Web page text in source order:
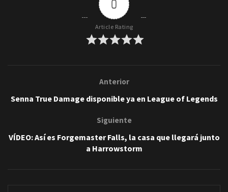
0
Article Rating
Anterior
Senna True Damage disponible ya en League of Legends
Siguiente
VÍDEO: Así es Forgemaster Falls, la casa que llegará junto
a Harrowstorm